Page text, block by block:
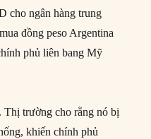
cho ngân hàng trung
đồng peso Argentina
phủ liên bang Mỹ
trường cho rằng nó bị
khiến chính phủ